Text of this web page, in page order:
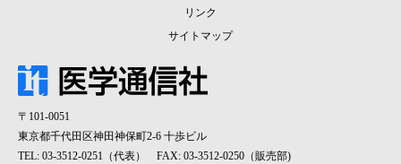
リンク
サイトマップ
〒101-0051
東京都千代田区神田神保町2-6 十歩ビル
TEL: 03-3512-0251（代表） FAX: 03-3512-0250（販売部)